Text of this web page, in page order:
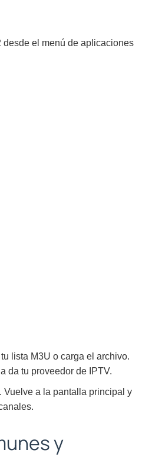
desde el menú de aplicaciones
lista M3U o carga el archivo.
da tu proveedor de IPTV.
Vuelve a la pantalla principal y
y